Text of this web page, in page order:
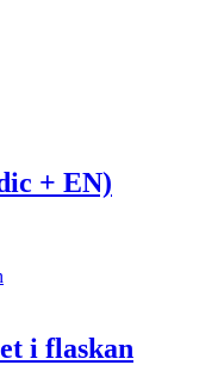
+ EN)
i flaskan